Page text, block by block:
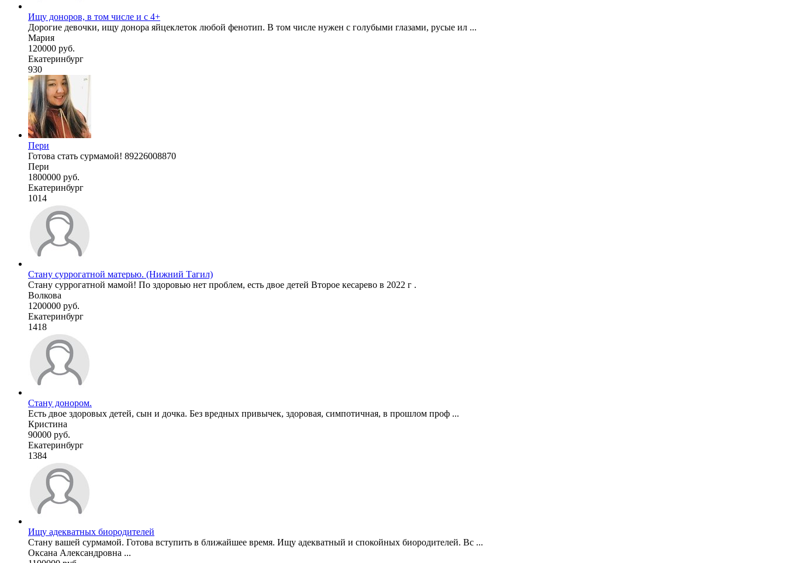
Ищу доноров, в том числе и с 4+
Дорогие девочки, ищу донора яйцеклеток любой фенотип. В том числе нужен с голубыми глазами, русые ил ...
Мария
120000 руб.
Екатеринбург
930
Пери
Готова стать сурмамой! 89226008870
Пери
1800000 руб.
Екатеринбург
1014
Стану суррогатной матерью. (Нижний Тагил)
Стану суррогатной мамой! По здоровью нет проблем, есть двое детей Второе кесарево в 2022 г .
Волкова
1200000 руб.
Екатеринбург
1418
Стану донором.
Есть двое здоровых детей, сын и дочка. Без вредных привычек, здоровая, симпотичная, в прошлом проф ...
Кристина
90000 руб.
Екатеринбург
1384
Ищу адекватных биородителей
Стану вашей сурмамой. Готова вступить в ближайшее время. Ищу адекватный и спокойных биородителей. Вс ...
Оксана Александровна ...